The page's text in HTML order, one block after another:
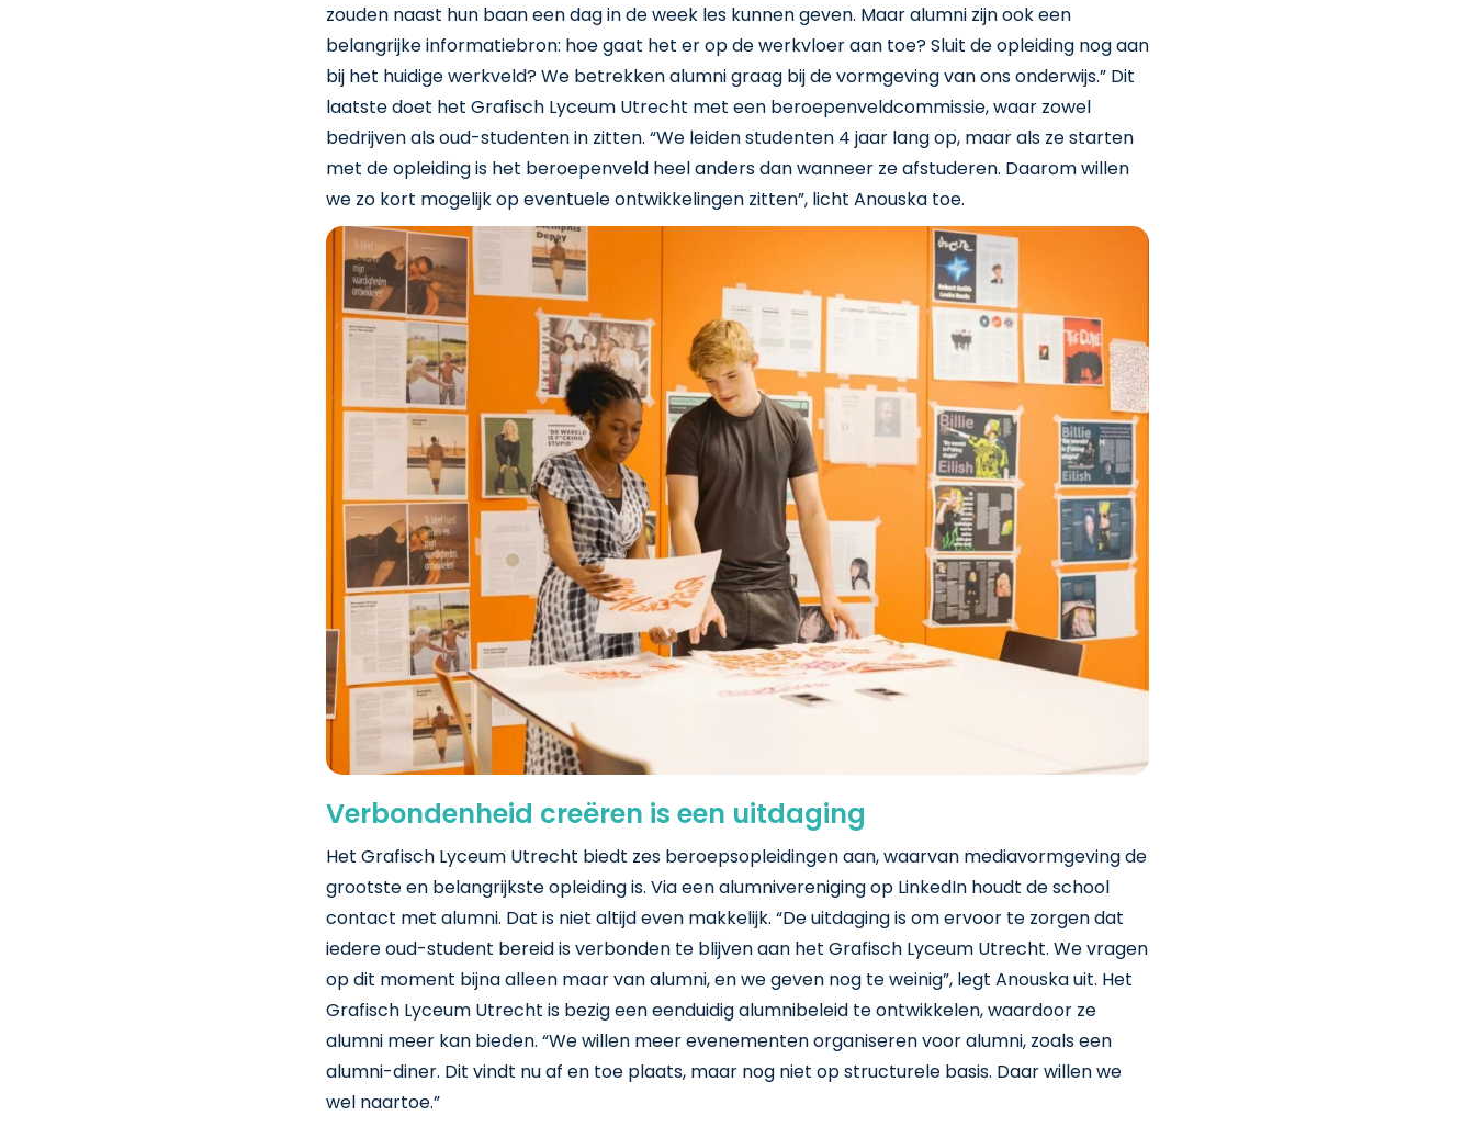
zouden naast hun baan een dag in de week les kunnen geven. Maar alumni zijn ook een
belangrijke informatiebron: hoe gaat het er op de werkvloer aan toe? Sluit de opleiding nog aan
bij het huidige werkveld? We betrekken alumni graag bij de vormgeving van ons onderwijs.” Dit
laatste doet het Grafisch Lyceum Utrecht met een beroepenveldcommissie, waar zowel
bedrijven als oud-studenten in zitten. “We leiden studenten 4 jaar lang op, maar als ze starten
met de opleiding is het beroepenveld heel anders dan wanneer ze afstuderen. Daarom willen
we zo kort mogelijk op eventuele ontwikkelingen zitten”, licht Anouska toe.
Verbondenheid creëren is een uitdaging
Het Grafisch Lyceum Utrecht biedt zes beroepsopleidingen aan, waarvan mediavormgeving de
grootste en belangrijkste opleiding is. Via een alumnivereniging op LinkedIn houdt de school
contact met alumni. Dat is niet altijd even makkelijk. “De uitdaging is om ervoor te zorgen dat
iedere oud-student bereid is verbonden te blijven aan het Grafisch Lyceum Utrecht. We vragen
op dit moment bijna alleen maar van alumni, en we geven nog te weinig”, legt Anouska uit. Het
Grafisch Lyceum Utrecht is bezig een eenduidig alumnibeleid te ontwikkelen, waardoor ze
alumni meer kan bieden. “We willen meer evenementen organiseren voor alumni, zoals een
alumni-diner. Dit vindt nu af en toe plaats, maar nog niet op structurele basis. Daar willen we
wel naartoe.”